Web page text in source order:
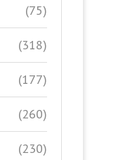
(75)
(318)
(177)
(260)
(230)